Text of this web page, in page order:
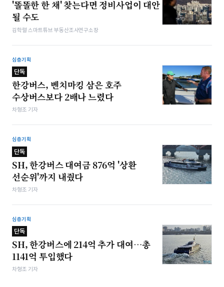
'똘똘한 한 채' 찾는다면 정비사업이 대안
될 수도
김학렬 스마트튜브 부동산조사연구소장
심층기획
단독
한강버스, 벤치마킹 삼은 호주
수상버스보다 2배나 느렸다
차형조 기자
심층기획
단독
SH, 한강버스 대여금 876억 '상환
선순위'까지 내줬다
차형조 기자
심층기획
단독
SH, 한강버스에 214억 추가 대여…총
1141억 투입했다
차형조 기자